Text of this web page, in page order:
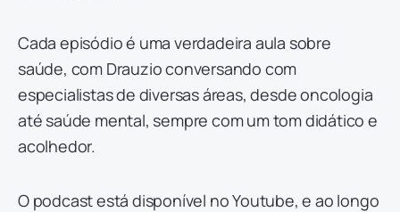
Cada episódio é uma verdadeira aula sobre
saúde, com Drauzio conversando com
especialistas de diversas áreas, desde oncologia
até saúde mental, sempre com um tom didático e
acolhedor.
O podcast está disponível no Youtube, e ao longo